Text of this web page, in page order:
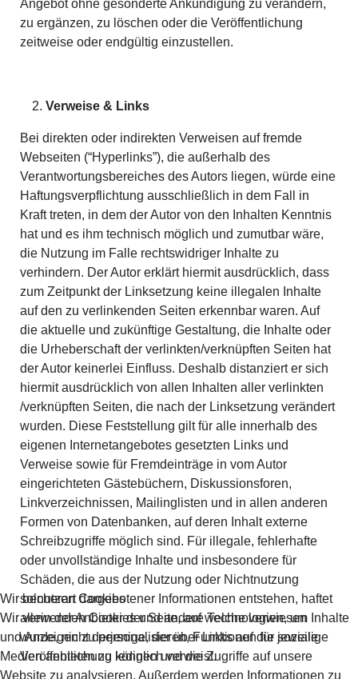
Angebot ohne gesonderte Ankündigung zu verändern,
zu ergänzen, zu löschen oder die Veröffentlichung
zeitweise oder endgültig einzustellen.
Verweise & Links
Bei direkten oder indirekten Verweisen auf fremde
Webseiten (“Hyperlinks”), die außerhalb des
Verantwortungsbereiches des Autors liegen, würde eine
Haftungsverpflichtung ausschließlich in dem Fall in
Kraft treten, in dem der Autor von den Inhalten Kenntnis
hat und es ihm technisch möglich und zumutbar wäre,
die Nutzung im Falle rechtswidriger Inhalte zu
verhindern. Der Autor erklärt hiermit ausdrücklich, dass
zum Zeitpunkt der Linksetzung keine illegalen Inhalte
auf den zu verlinkenden Seiten erkennbar waren. Auf
die aktuelle und zukünftige Gestaltung, die Inhalte oder
die Urheberschaft der verlinkten/verknüpften Seiten hat
der Autor keinerlei Einfluss. Deshalb distanziert er sich
hiermit ausdrücklich von allen Inhalten aller verlinkten
/verknüpften Seiten, die nach der Linksetzung verändert
wurden. Diese Feststellung gilt für alle innerhalb des
eigenen Internetangebotes gesetzten Links und
Verweise sowie für Fremdeinträge in vom Autor
eingerichteten Gästebüchern, Diskussionsforen,
Linkverzeichnissen, Mailinglisten und in allen anderen
Formen von Datenbanken, auf deren Inhalt externe
Schreibzugriffe möglich sind. Für illegale, fehlerhafte
oder unvollständige Inhalte und insbesondere für
Schäden, die aus der Nutzung oder Nichtnutzung
solcherart dargebotener Informationen entstehen, haftet
allein der Anbieter der Seite, auf welche verwiesen
wurde, nicht derjenige, der über Links auf die jeweilige
Veröffentlichung lediglich verweist.
Wir benutzen Cookies
Wir verwenden Cookies und andere Technologien, um Inhalte
und Anzeigen zu personalisieren, Funktionen für soziale
Medien anbieten zu können und die Zugriffe auf unsere
Website zu analysieren. Außerdem werden Informationen zu